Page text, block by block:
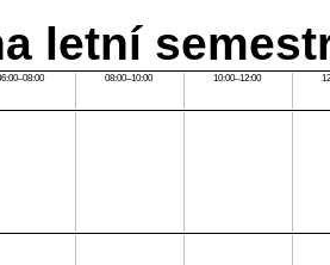
letní
08:00–10:00 10:00–12:00